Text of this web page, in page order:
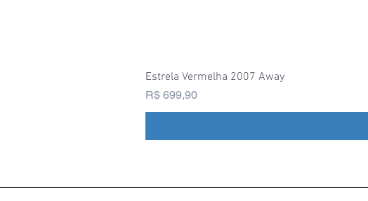
Estrela Vermelha 2007 Away
Preço
R$ 699,90